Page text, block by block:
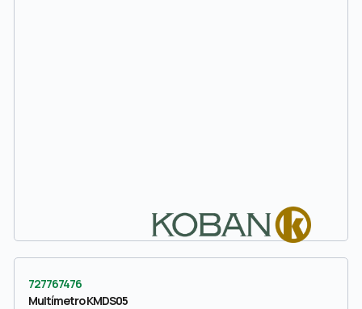
727767476
Multímetro KMDS05